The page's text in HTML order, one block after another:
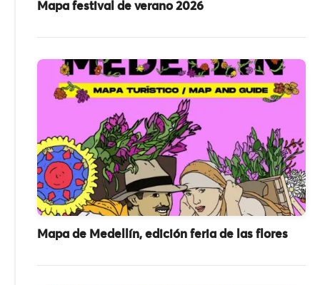
Mapa festival de verano 2026
Mapa de Medellín, edición feria de las flores